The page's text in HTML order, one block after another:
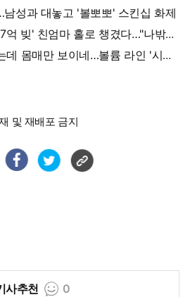
남성과 대놓고 '볼뽀뽀' 스킨십 화제
"
및 재배포 금지
사추천 0